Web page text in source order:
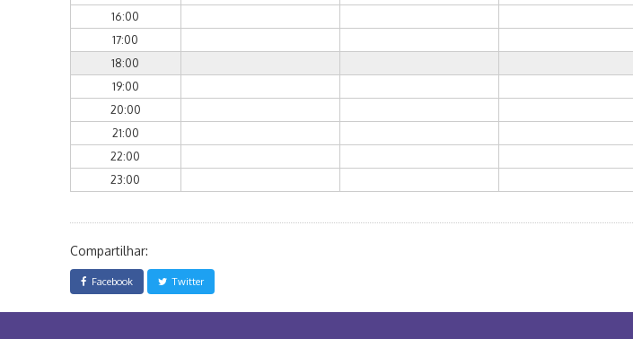
16:00
17:00
18:00
19:00
20:00
21:00
22:00
23:00
Compartilhar:
Facebook Twitter